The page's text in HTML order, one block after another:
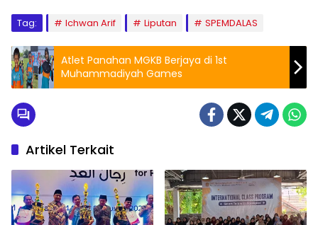
Tag: Ichwan Arif Liputan SPEMDALAS
Atlet Panahan MGKB Berjaya di 1st
Muhammadiyah Games
Artikel Terkait